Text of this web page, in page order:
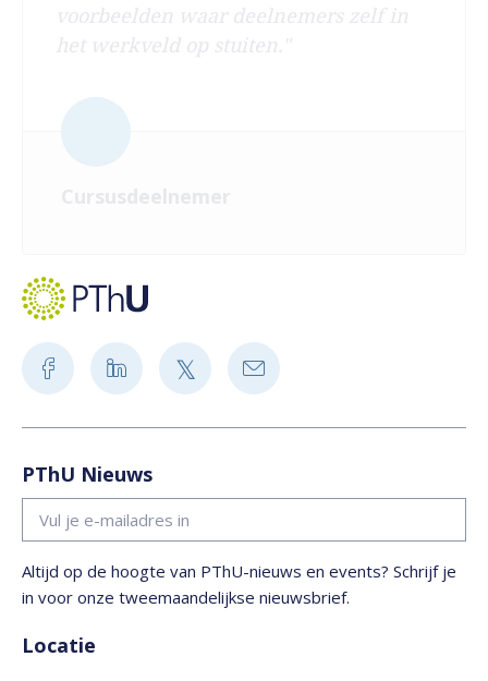
voorbeelden waar deelnemers zelf in
het werkveld op stuiten."
PThU Nieuws
Altijd op de hoogte van PThU-nieuws en events? Schrijf je
in voor onze tweemaandelijkse nieuwsbrief.
Locatie